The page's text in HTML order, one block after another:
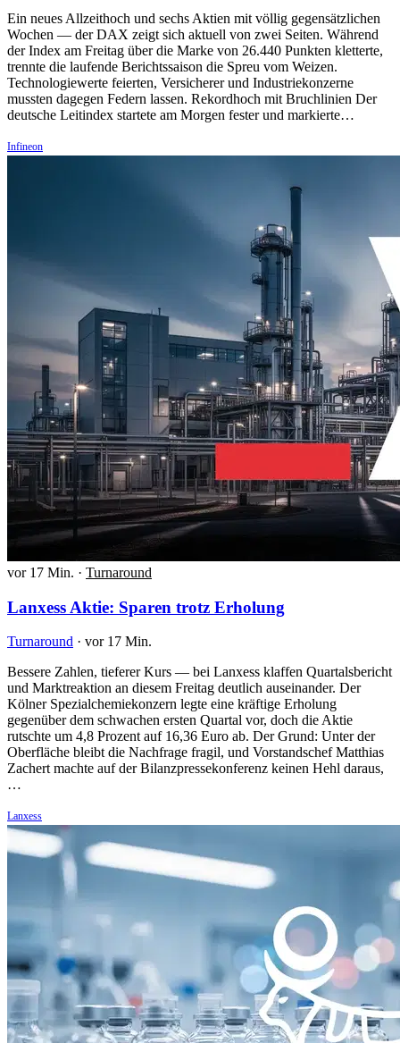
Ein neues Allzeithoch und sechs Aktien mit völlig gegensätzlichen
Wochen — der DAX zeigt sich aktuell von zwei Seiten. Während
der Index am Freitag über die Marke von 26.440 Punkten kletterte,
trennte die laufende Berichtssaison die Spreu vom Weizen.
Technologiewerte feierten, Versicherer und Industriekonzerne
mussten dagegen Federn lassen. Rekordhoch mit Bruchlinien Der
deutsche Leitindex startete am Morgen fester und markierte…
Infineon
vor 17 Min. · Turnaround
Lanxess Aktie: Sparen trotz Erholung
Turnaround · vor 17 Min.
Bessere Zahlen, tieferer Kurs — bei Lanxess klaffen Quartalsbericht
und Marktreaktion an diesem Freitag deutlich auseinander. Der
Kölner Spezialchemiekonzern legte eine kräftige Erholung
gegenüber dem schwachen ersten Quartal vor, doch die Aktie
rutschte um 4,8 Prozent auf 16,36 Euro ab. Der Grund: Unter der
Oberfläche bleibt die Nachfrage fragil, und Vorstandschef Matthias
Zachert machte auf der Bilanzpressekonferenz keinen Hehl daraus,
…
Lanxess